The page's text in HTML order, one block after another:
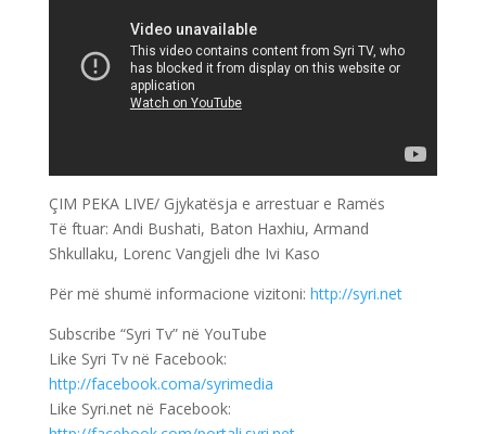
ÇIM PEKA LIVE/ Gjykatësja e arrestuar e Ramës
Të ftuar: Andi Bushati, Baton Haxhiu, Armand
Shkullaku, Lorenc Vangjeli dhe Ivi Kaso
Për më shumë informacione vizitoni: http://syri.net
Subscribe “Syri Tv” në YouTube
Like Syri Tv në Facebook:
http://facebook.coma/syrimedia
Like Syri.net në Facebook: